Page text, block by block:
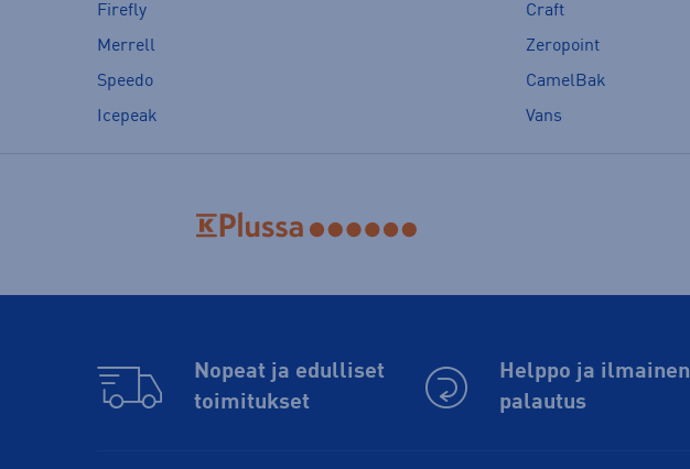
Firefly
Craft
Merrell
Zeropoint
Speedo
CamelBak
Icepeak
Vans
Nopeat ja edulliset
toimitukset
Helppo ja ilmainen
palautus